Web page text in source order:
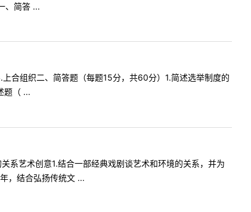
、简答 ...
合组织二、简答题（每题15分，共60分）1.简述选举制度的
题（ ...
系艺术创意1.结合一部经典戏剧谈艺术和环境的关系，并为
，结合弘扬传统文 ...